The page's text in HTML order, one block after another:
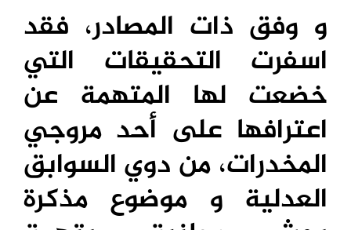
و وفق ذات المصادر، فقد
اسفرت التحقيقات التي
خضعت لها المتهمة عن
اعترافها على أحد مروجي
المخدرات، من دوي السوابق
العدلية و موضوع مذكرة